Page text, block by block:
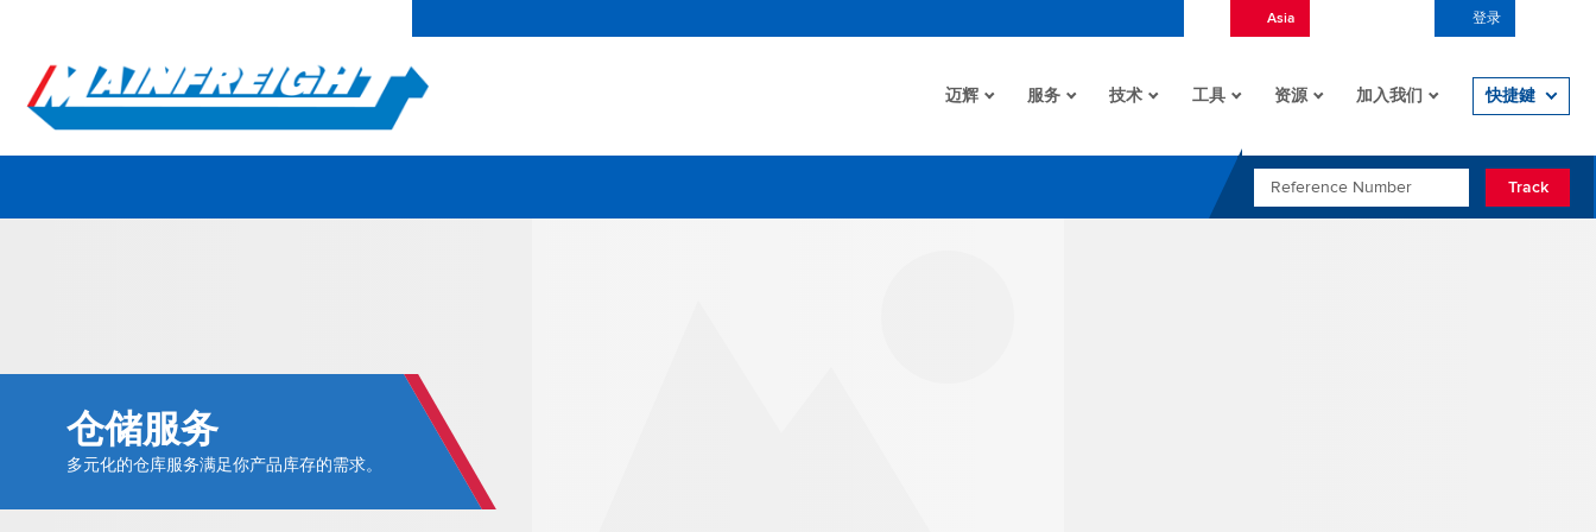
Asia 登录
Go to Home
迈辉 服务 技术 工具 资源 加入我们 快捷鍵
REFERENCE NUMBER
Track
仓储服务
多元化的仓库服务满足你产品库存的需求。